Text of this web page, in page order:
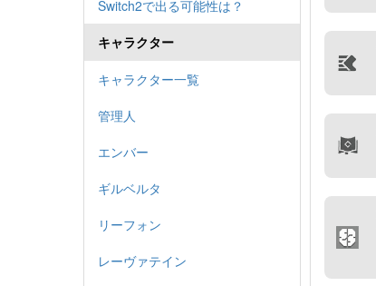
Switch2で出る可能性は？
キャラクター
キャラクター一覧
管理人
エンバー
ギルベルタ
リーフォン
レーヴァテイン